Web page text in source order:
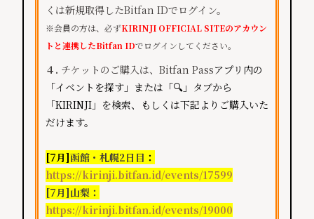
くは新規取得したBitfan IDでログイン。
※会員の方は、必ずKIRINJI OFFICIAL SITEのアカウン
トと連携したBitfan IDでログインしてください。
４. チケットのご購入は、Bitfan Passアプリ内の
「イベントを探す」または「🔍」タブから
「KIRINJI」を検索、もしくは下記よりご購入いた
だけます。
[7月]函館・札幌2日目 ：
https://kirinji.bitfan.id/events/17599
[7月]山梨：
https://kirinji.bitfan.id/events/19000